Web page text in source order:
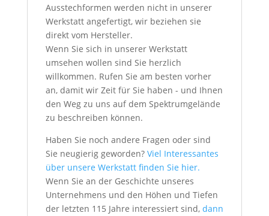
Ausstechformen werden nicht in unserer
Werkstatt angefertigt, wir beziehen sie
direkt vom Hersteller.
Wenn Sie sich in unserer Werkstatt
umsehen wollen sind Sie herzlich
willkommen. Rufen Sie am besten vorher
an, damit wir Zeit für Sie haben - und Ihnen
den Weg zu uns auf dem Spektrumgelände
zu beschreiben können.
Haben Sie noch andere Fragen oder sind
Sie neugierig geworden?Viel Interessantes
über unsere Werkstatt finden Sie hier.
Wenn Sie an der Geschichte unseres
Unternehmens und den Höhen und Tiefen
der letzten 115 Jahre interessiert sind, dann